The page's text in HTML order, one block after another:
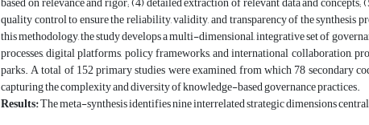
quality control to ensure the reliability, validity, and transparency of the synthesis
this methodology, the study develops a multi-dimensional, integrative set of
processes, digital platforms, policy frameworks, and international collaboration,
parks. A total of 152 primary studies were examined, from which 78 secondary
capturing the complexity and diversity of knowledge-based governance practices.
Results:The meta-synthesis identifies nine interrelated strategic dimensions